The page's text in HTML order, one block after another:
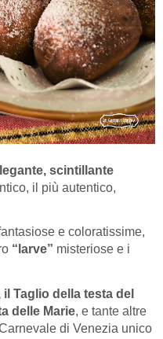
scintillante
il più autentico,
e coloratissime,
“larve” misteriose e i
Taglio della testa del
delle Marie, e tante altre
di Venezia unico